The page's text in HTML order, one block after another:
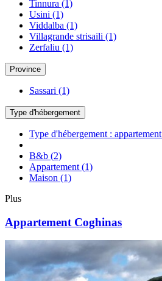
Tinnura (1)
Usini (1)
Viddalba (1)
Villagrande strisaili (1)
Zerfaliu (1)
Province
Sassari (1)
Type d'hébergement
Type d'hébergement : appartement
B&b (2)
Appartement (1)
Maison (1)
Plus
Appartement Coghinas